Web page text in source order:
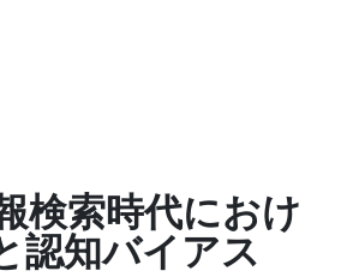
検索時代におけ
認知バイアス